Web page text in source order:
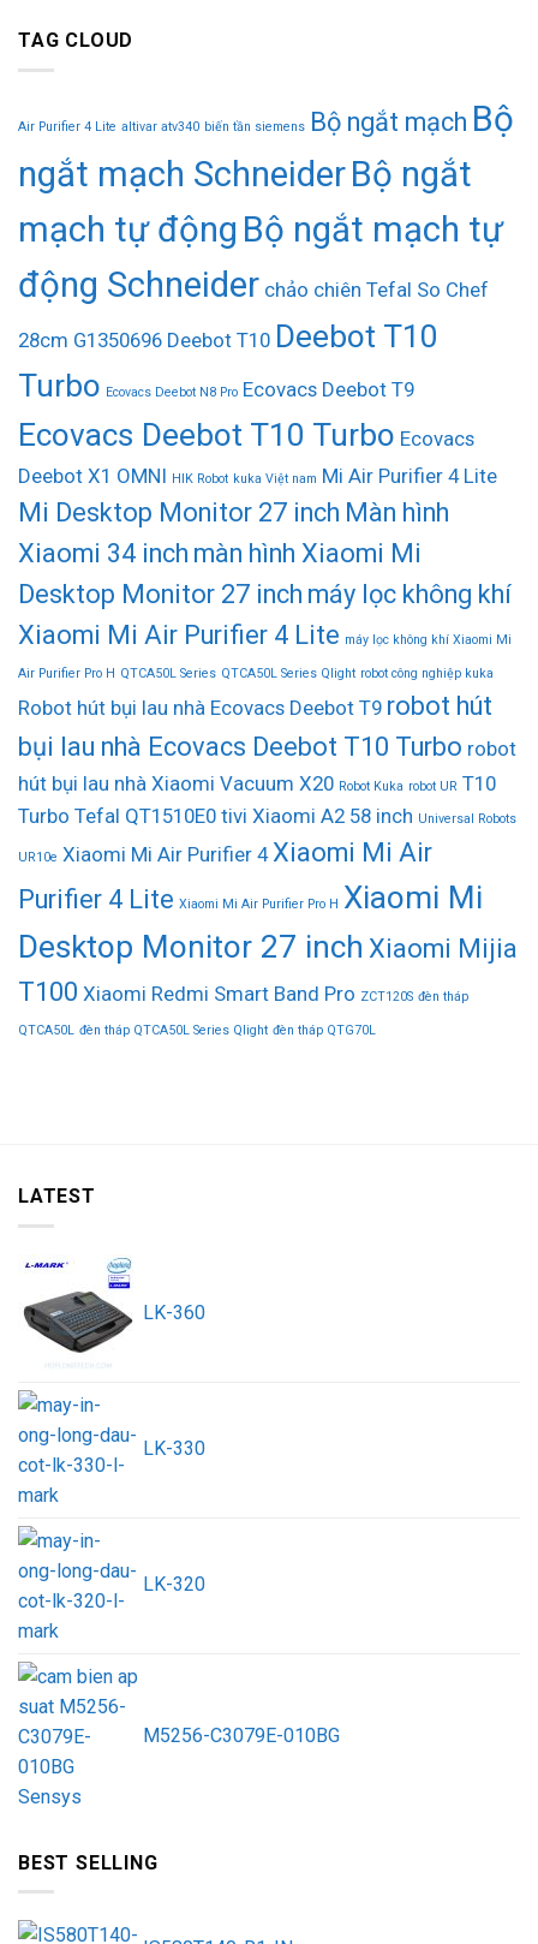
TAG CLOUD
Air Purifier 4 Lite altivar atv340 biến tần siemens Bộ ngắt mạch Bộ
ngắt mạch SchneiderBộ ngắt
mạch tự động Bộ ngắt mạch tự
động Schneider chảo chiên Tefal So Chef
28cm G1350696 Deebot T10 Deebot T10
Turbo Ecovacs Deebot N8 Pro Ecovacs Deebot T9
Ecovacs Deebot T10 Turbo Ecovacs
Deebot X1 OMNI HIK Robot kuka Việt nam Mi Air Purifier 4 Lite
Mi Desktop Monitor 27 inch Màn hình
Xiaomi 34 inch màn hình Xiaomi Mi
Desktop Monitor 27 inch máy lọc không khí
Xiaomi Mi Air Purifier 4 Lite máy lọc không khí Xiaomi Mi
Air Purifier Pro H QTCA50L Series QTCA50L Series Qlight robot công nghiệp kuka
Robot hút bụi lau nhà Ecovacs Deebot T9 robot hút
bụi lau nhà Ecovacs Deebot T10 Turbo robot
hút bụi lau nhà Xiaomi Vacuum X20 Robot Kuka robot UR T10
Turbo Tefal QT1510E0 tivi Xiaomi A2 58 inch Universal Robots
UR10e Xiaomi Mi Air Purifier 4 Xiaomi Mi Air
Purifier 4 Lite Xiaomi Mi Air Purifier Pro H Xiaomi Mi
Desktop Monitor 27 inch Xiaomi Mijia
T100 Xiaomi Redmi Smart Band Pro ZCT120S đèn tháp
QTCA50L đèn tháp QTCA50L Series Qlight đèn tháp QTG70L
LATEST
LK-360
LK-330
LK-320
M5256-C3079E-010BG
BEST SELLING